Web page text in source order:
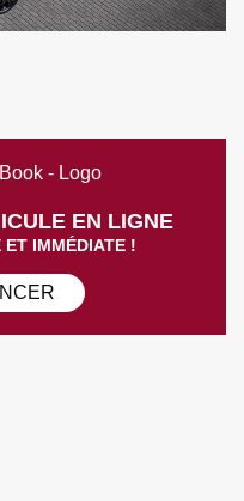
EN LIGNE
ET IMMÉDIATE !